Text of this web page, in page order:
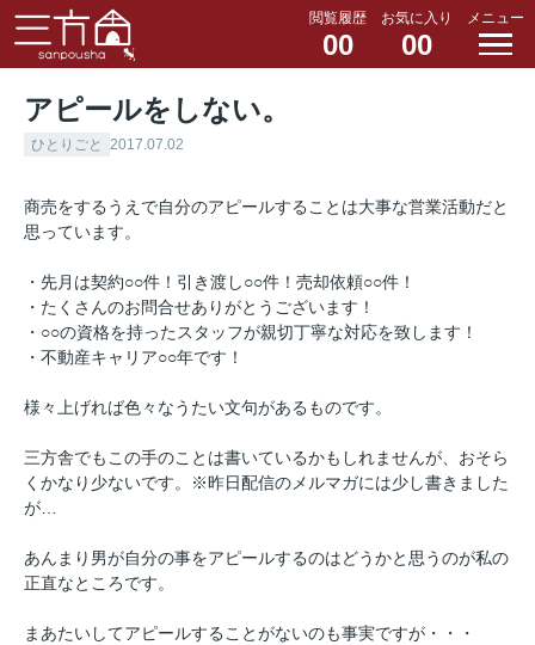
閲覧履歴
00
お気に入り
00
メニュー
アピールをしない。
ひとりごと 2017.07.02
商売をするうえで自分のアピールすることは大事な営業活動だと
思っています。
・先月は契約○○件！引き渡し○○件！売却依頼○○件！
・たくさんのお問合せありがとうございます！
・○○の資格を持ったスタッフが親切丁寧な対応を致します！
・不動産キャリア○○年です！
様々上げれば色々なうたい文句があるものです。
三方舎でもこの手のことは書いているかもしれませんが、おそら
くかなり少ないです。※昨日配信のメルマガには少し書きました
が…
あんまり男が自分の事をアピールするのはどうかと思うのが私の
正直なところです。
まあたいしてアピールすることがないのも事実ですが・・・